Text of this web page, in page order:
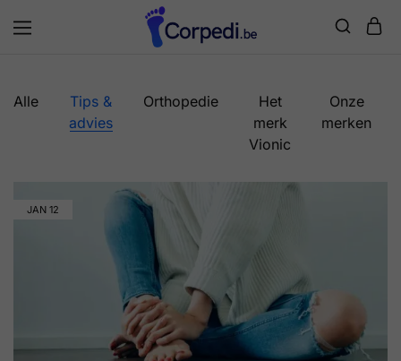
Alle
Tips &
advies
Orthopedie
Het
merk
Vionic
Onze
merken
JAN 12